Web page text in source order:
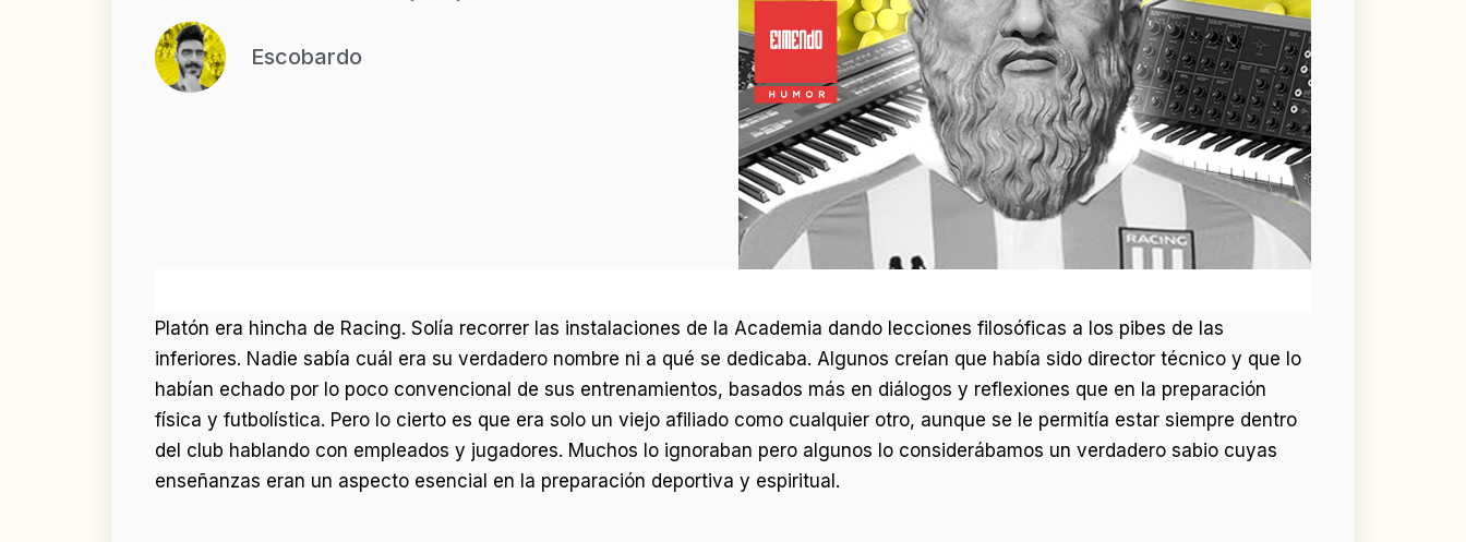
Escobardo
Platón era hincha de Racing. Solía recorrer las instalaciones de la Academia dando lecciones filosóficas a los pibes de las
inferiores. Nadie sabía cuál era su verdadero nombre ni a qué se dedicaba. Algunos creían que había sido director técnico y que lo
habían echado por lo poco convencional de sus entrenamientos, basados más en diálogos y reflexiones que en la preparación
física y futbolística. Pero lo cierto es que era solo un viejo afiliado como cualquier otro, aunque se le permitía estar siempre dentro
del club hablando con empleados y jugadores. Muchos lo ignoraban pero algunos lo considerábamos un verdadero sabio cuyas
enseñanzas eran un aspecto esencial en la preparación deportiva y espiritual.